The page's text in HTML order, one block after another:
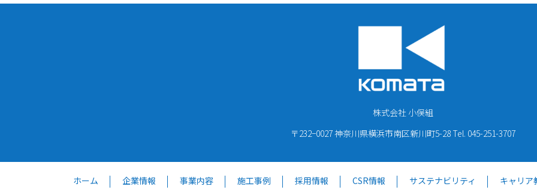
株式会社 小俣組
〒232−0027 神奈川県横浜市南区新川町5-28Tel. 045-251-3707
ホーム 企業情報 事業内容 施工事例 採用情報 CSR情報 サステナビリティ キャリア